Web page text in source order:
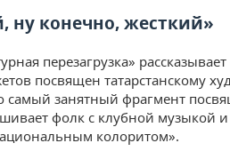
ну конечно, жесткий»
перезагрузка»
посвящен татарстанскому
самый занятный фрагмент
фолк с клубной музыкой
колоритом».